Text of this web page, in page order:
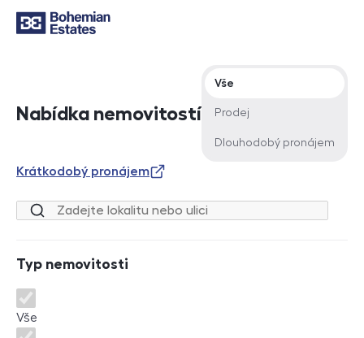
Nabídka nemovitostí
Typ nabídky
Vše
Prodej
Dlouhodobý pronájem
Krátkodobý pronájem
Lokalita nebo ulice
Typ nemovitosti
Typ nemovitosti
Vše